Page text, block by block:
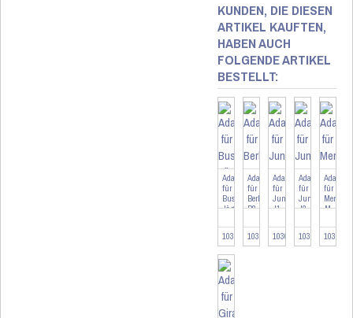
KUNDEN, DIE DIESEN
ARTIKEL KAUFTEN,
HABEN AUCH
FOLGENDE ARTIKEL
BESTELLT:
Adapter
für
Busch-
Jäger
103090
Adapter
für
Berker
B2
103263
Adapter
für
Jung
J1
103095
Adapter
für
Jung
J2
103478
Adapter
für
Merten
M
103093